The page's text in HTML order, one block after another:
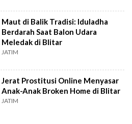
Maut di Balik Tradisi: Iduladha
Berdarah Saat Balon Udara
Meledak di Blitar
JATIM
Jerat Prostitusi Online Menyasar
Anak-Anak Broken Home di Blitar
JATIM